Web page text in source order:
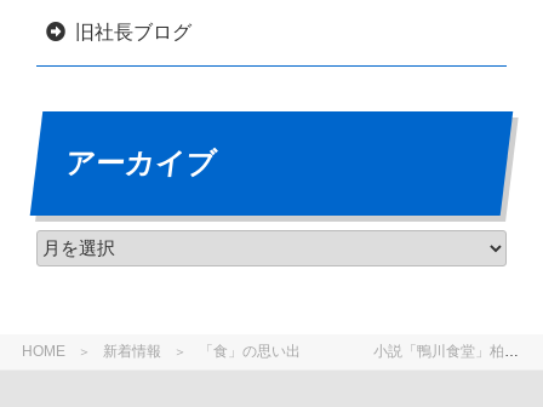
HOME 新着情報 「食」の思い出 小説「鴨川食堂」柏井 壽 著の読後感
旧社長ブログ
アーカイブ